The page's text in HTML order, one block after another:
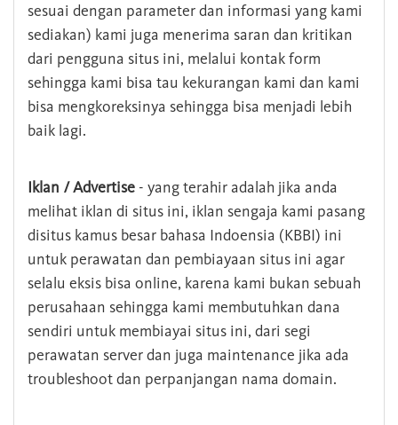
sesuai dengan parameter dan informasi yang kami
sediakan) kami juga menerima saran dan kritikan
dari pengguna situs ini, melalui kontak form
sehingga kami bisa tau kekurangan kami dan kami
bisa mengkoreksinya sehingga bisa menjadi lebih
baik lagi.
Iklan / Advertise - yang terahir adalah jika anda
melihat iklan di situs ini, iklan sengaja kami pasang
disitus kamus besar bahasa Indoensia (KBBI) ini
untuk perawatan dan pembiayaan situs ini agar
selalu eksis bisa online, karena kami bukan sebuah
perusahaan sehingga kami membutuhkan dana
sendiri untuk membiayai situs ini, dari segi
perawatan server dan juga maintenance jika ada
troubleshoot dan perpanjangan nama domain.